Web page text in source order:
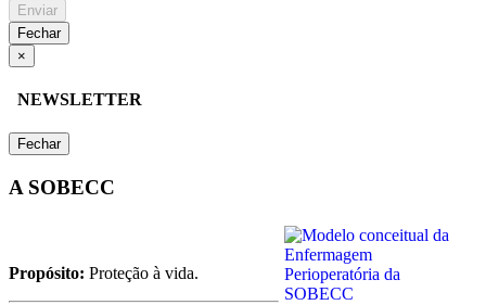
Enviar
Fechar
×
NEWSLETTER
Fechar
A SOBECC
Propósito: Proteção à vida.